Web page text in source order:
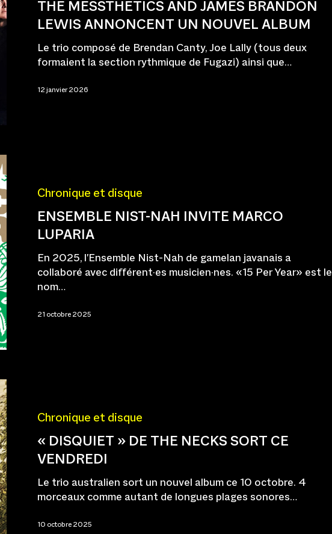
THE MESSTHETICS AND JAMES BRANDON
LEWIS ANNONCENT UN NOUVEL ALBUM
Le trio composé de Brendan Canty, Joe Lally (tous deux
formaient la section rythmique de Fugazi) ainsi que…
12 janvier 2026
Chronique et disque
ENSEMBLE NIST-NAH INVITE MARCO
LUPARIA
En 2025, l'Ensemble Nist-Nah de gamelan javanais a
collaboré avec différent·es musicien·nes. «15 Per Year» est le
nom…
21 octobre 2025
Chronique et disque
« DISQUIET » DE THE NECKS SORT CE
VENDREDI
Le trio australien sort un nouvel album ce 10 octobre. 4
morceaux comme autant de longues plages sonores…
10 octobre 2025